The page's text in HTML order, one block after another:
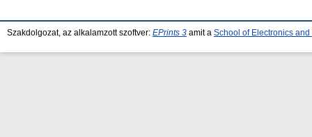
Szakdolgozat, az alkalamzott szoftver: EPrints 3 amit a School of Electronics